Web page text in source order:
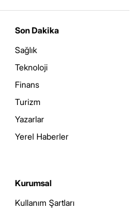
Son Dakika
Sağlık
Teknoloji
Finans
Turizm
Yazarlar
Yerel Haberler
Kurumsal
Kullanım Şartları